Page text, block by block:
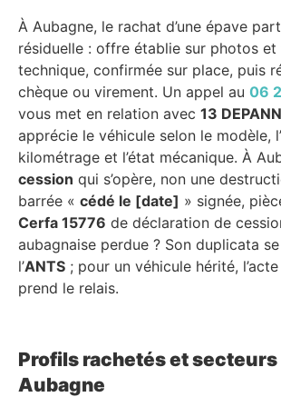
À Aubagne, le rachat d’une épave
résiduelle : offre établie sur photos et
technique, confirmée sur place, puis
chèque ou virement. Un appel au 06
vous met en relation avec 13
apprécie le véhicule selon le modèle,
kilométrage et l’état mécanique. À
cession qui s’opère, non une
barrée « cédé le [date] » signée,
Cerfa 15776 de déclaration de
aubagnaise perdue ? Son duplicata
l’ANTS ; pour un véhicule hérité,
prend le relais.
Profils rachetés et
Aubagne